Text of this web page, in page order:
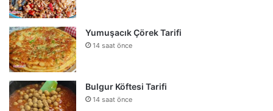
Yumuşacık Çörek Tarifi
14 saat önce
Bulgur Köftesi Tarifi
14 saat önce